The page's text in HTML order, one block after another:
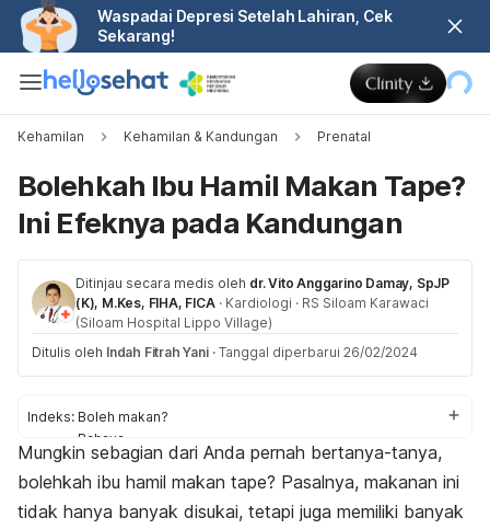
Waspadai Depresi Setelah Lahiran, Cek
Sekarang!
Kehamilan Kehamilan & Kandungan Prenatal
Bolehkah Ibu Hamil Makan Tape?
Ini Efeknya pada Kandungan
Ditinjau secara medis oleh dr. Vito Anggarino Damay, SpJP
(K), M.Kes, FIHA, FICA · Kardiologi · RS Siloam Karawaci
(Siloam Hospital Lippo Village)
Ditulis oleh Indah Fitrah Yani · Tanggal diperbarui 26/02/2024
Indeks: Boleh makan?
Bahaya
Aturan konsumsi
Mungkin sebagian dari Anda pernah bertanya-tanya,
bolehkah ibu hamil makan tape? Pasalnya, makanan ini
tidak hanya banyak disukai, tetapi juga memiliki banyak